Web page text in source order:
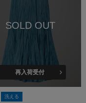
SOLD OUT
再入荷受付
洗える